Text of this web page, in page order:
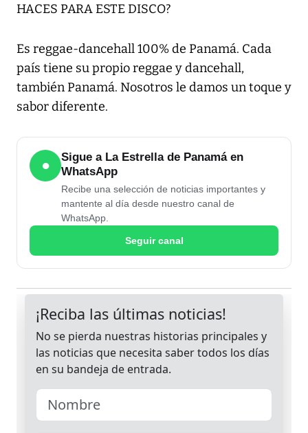
HACES PARA ESTE DISCO?
Es reggae-dancehall 100% de Panamá. Cada
país tiene su propio reggae y dancehall,
también Panamá. Nosotros le damos un toque y
sabor diferente.
●
Sigue a La Estrella de Panamá en
WhatsApp
Recibe una selección de noticias importantes y
mantente al día desde nuestro canal de
WhatsApp.
Seguir canal